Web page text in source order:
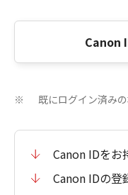
Canon
※ 既にログイン済み
Canon IDをお
Canon IDの登